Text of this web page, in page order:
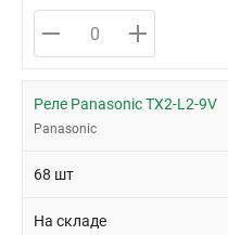
Реле Panasonic TX2-L2-9V
Panasonic
68 шт
На складе